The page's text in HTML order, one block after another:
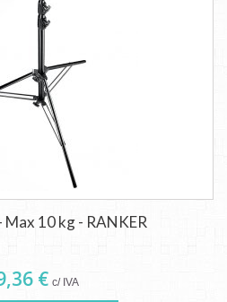
Max 10 kg - RANKER
€ c/ IVA